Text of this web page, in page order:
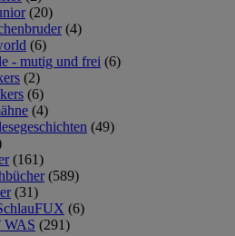
(20)
(4)
(6)
- mutig und frei (6)
(2)
(6)
(4)
(49)
(161)
(589)
(31)
(6)
WAS (291)